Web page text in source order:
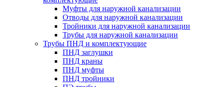
Муфты для наружной канализации
Отводы для наружной канализации
Тройники для наружной канализации
Трубы для наружной канализации
Трубы ПНД и комплектующие
ПНД заглушки
ПНД краны
ПНД муфты
ПНД тройники